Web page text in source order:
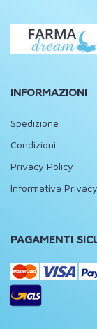
INFORMAZIONI
Spedizione
Condizioni
Privacy Policy
Informativa Privacy
PAGAMENTI